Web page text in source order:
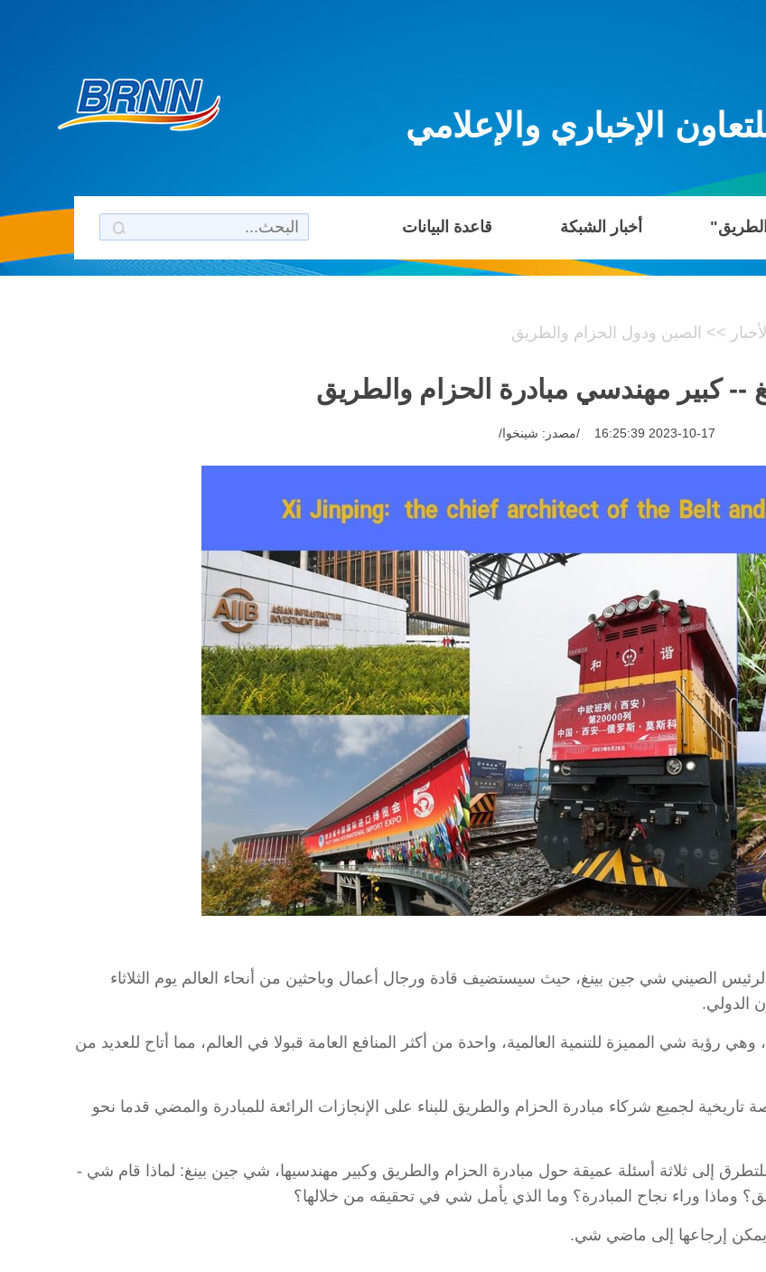
الإخباري والإعلامي
أخبار الشبكة قاعدة البيانات
الأخبار >> الصين ودول الحزام والطريق
-- كبير مهندسي مبادرة الحزام والطريق
2023-10-17 16:25:39 /مصدر: شينخوا/
حاليا إلى الرئيس الصيني شي جين بينغ، حيث سيستضيف قادة ورجال أعمال وباحثين من أنحاء العالم يوم الثلاثاء
الدولي.
وهي رؤية شي المميزة للتنمية العالمية، واحدة من أكثر المنافع العامة قبولا في العالم، مما أتاح للعديد من
لجميع شركاء مبادرة الحزام والطريق للبناء على الإنجازات الرائعة للمبادرة والمضي قدما نحو
إلى ثلاثة أسئلة عميقة حول مبادرة الحزام والطريق وكبير مهندسيها، شي جين بينغ: لماذا قام شي -
وماذا وراء نجاح المبادرة؟ وما الذي يأمل شي في تحقيقه من خلالها؟
يمكن إرجاعها إلى ماضي شي.